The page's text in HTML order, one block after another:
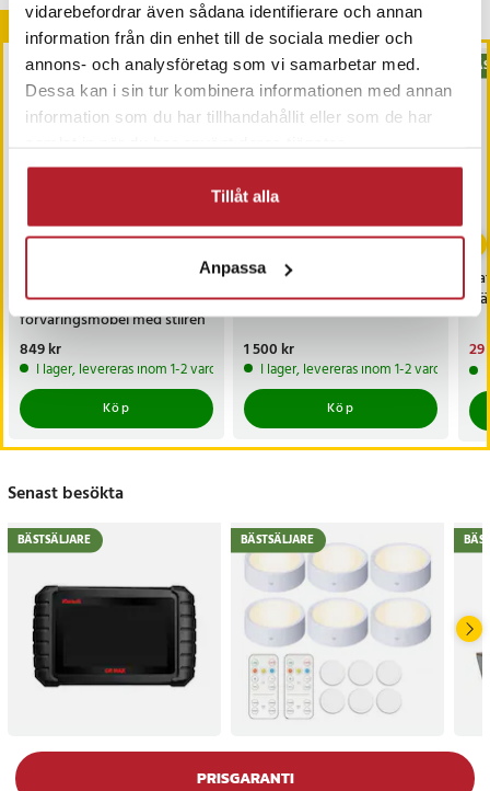
vidarebefordrar även sådana identifierare och annan
information från din enhet till de sociala medier och
annons- och analysföretag som vi samarbetar med.
Dessa kan i sin tur kombinera informationen med annan
information som du har tillhandahållit eller som de har
Tillåt alla
Anpassa
Andra köpte också
lådor – Vit
förvaringsmöbel med stilren
design
Pris:849 kr
849 kr
I lager, levereras inom 1-2 vardagar
Köp
Värdebevis
Hotellövernattning
Pris:1 500 kr
1 500 kr
I lager, levereras inom 1-2 vardagar
Köp
29
29
Senast besökta
BÄSTSÄLJARE BÄSTSÄLJARE
PRISGARANTI